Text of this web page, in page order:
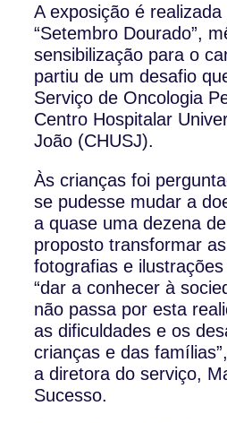
A exposição é
“Setembro Dourado”,
sensibilização para o
partiu de um desafio
Serviço de Oncologia
Centro Hospitalar
João (CHUSJ).
Às crianças foi
se pudesse mudar a
a quase uma dezena
proposto transformar
fotografias e
“dar a conhecer à
não passa por esta
as dificuldades e os
crianças e das
a diretora do serviço,
Sucesso.